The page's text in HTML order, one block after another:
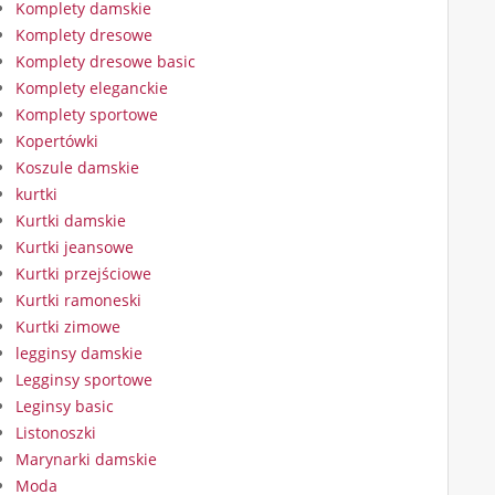
Komplety damskie
Komplety dresowe
Komplety dresowe basic
Komplety eleganckie
Komplety sportowe
Kopertówki
Koszule damskie
kurtki
Kurtki damskie
Kurtki jeansowe
Kurtki przejściowe
Kurtki ramoneski
Kurtki zimowe
legginsy damskie
Legginsy sportowe
Leginsy basic
Listonoszki
Marynarki damskie
Moda